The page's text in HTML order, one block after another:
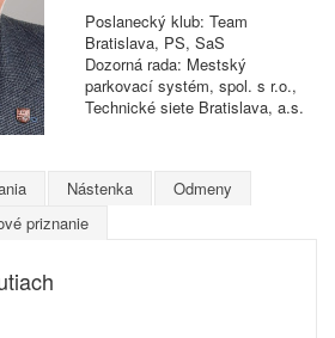
Poslanecký klub: Team
Bratislava, PS, SaS
Dozorná rada: Mestský
parkovací systém, spol. s r.o.,
Technické siete Bratislava, a.s.
Nástenka
Odmeny
priznanie